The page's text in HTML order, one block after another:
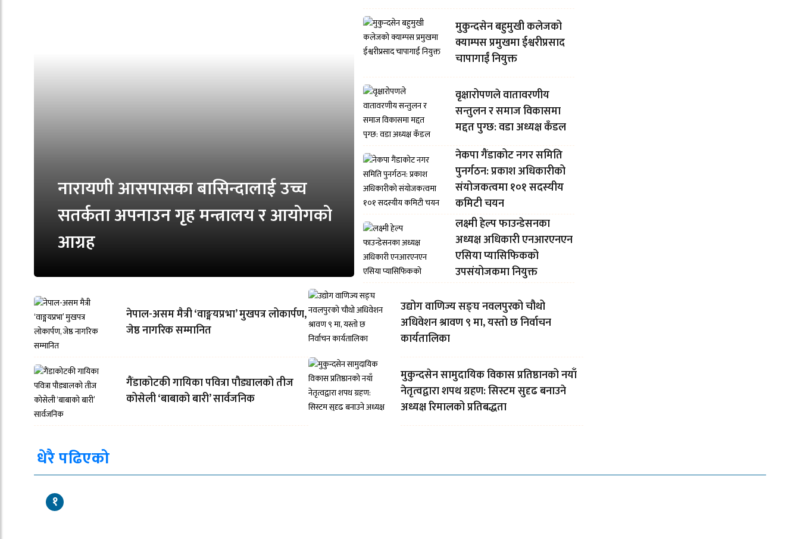
नारायणी आसपासका बासिन्दालाई उच्च
सतर्कता अपनाउन गृह मन्त्रालय र आयोगको
आग्रह
मुकुन्दसेन बहुमुखी कलेजको
क्याम्पस प्रमुखमा ईश्वरीप्रसाद
चापागाईं नियुक्त
वृक्षारोपणले वातावरणीय
सन्तुलन र समाज विकासमा
मद्दत पुग्छ: वडा अध्यक्ष कँडल
नेकपा गैंडाकोट नगर समिति
पुनर्गठन: प्रकाश अधिकारीको
संयोजकत्वमा १०१ सदस्यीय
कमिटी चयन
लक्ष्मी हेल्प फाउन्डेसनका
अध्यक्ष अधिकारी एनआरएनएन
एसिया प्यासिफिकको
उपसंयोजकमा नियुक्त
नेपाल-असम मैत्री ‘वाङ्मयप्रभा’ मुखपत्र लोकार्पण,
जेष्ठ नागरिक सम्मानित
गैंडाकोटकी गायिका पवित्रा पौड्यालको तीज
कोसेली ‘बाबाको बारी’ सार्वजनिक
उद्योग वाणिज्य सङ्घ नवलपुरको चौथो
अधिवेशन श्रावण ९ मा, यस्तो छ निर्वाचन
कार्यतालिका
मुकुन्दसेन सामुदायिक विकास प्रतिष्ठानको नयाँ
नेतृत्वद्वारा शपथ ग्रहण: सिस्टम सुदृढ बनाउने
अध्यक्ष रिमालको प्रतिबद्धता
धेरै पढिएको
१